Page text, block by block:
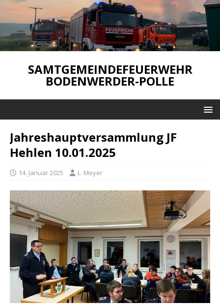
SAMTGEMEINDEFEUERWEHR
BODENWERDER-POLLE
Jahreshauptversammlung JF
Hehlen 10.01.2025
14. Januar 2025 L. Meyer